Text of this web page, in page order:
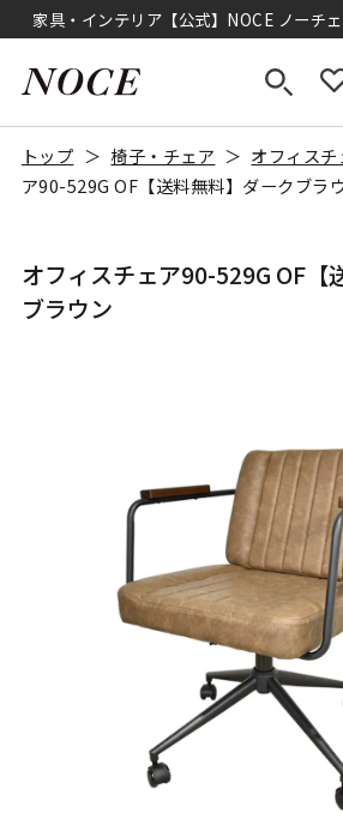
家具・インテリア【公式】NOCE ノーチ
トップ 椅子・チェア オフィスチ
ア90-529G OF【送料無料】ダークブラ
オフィスチェア90-529G OF【
ブラウン